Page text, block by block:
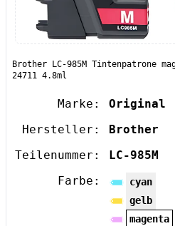
Brother LC-985M Tintenpatrone
24711 4.8ml
Marke:
Original
Hersteller:
Brother
Teilenummer:
LC-985M
Farbe:
cyan
gelb
magenta